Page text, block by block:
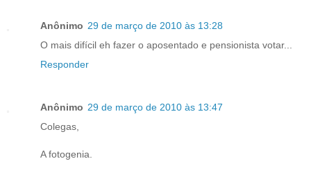
Anônimo 29 de março de 2010 às 13:28
O mais difícil eh fazer o aposentado e pensionista votar...
Responder
Anônimo 29 de março de 2010 às 13:47
Colegas,
A fotogenia.